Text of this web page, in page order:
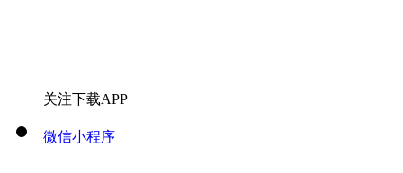
关注下载APP
微信小程序